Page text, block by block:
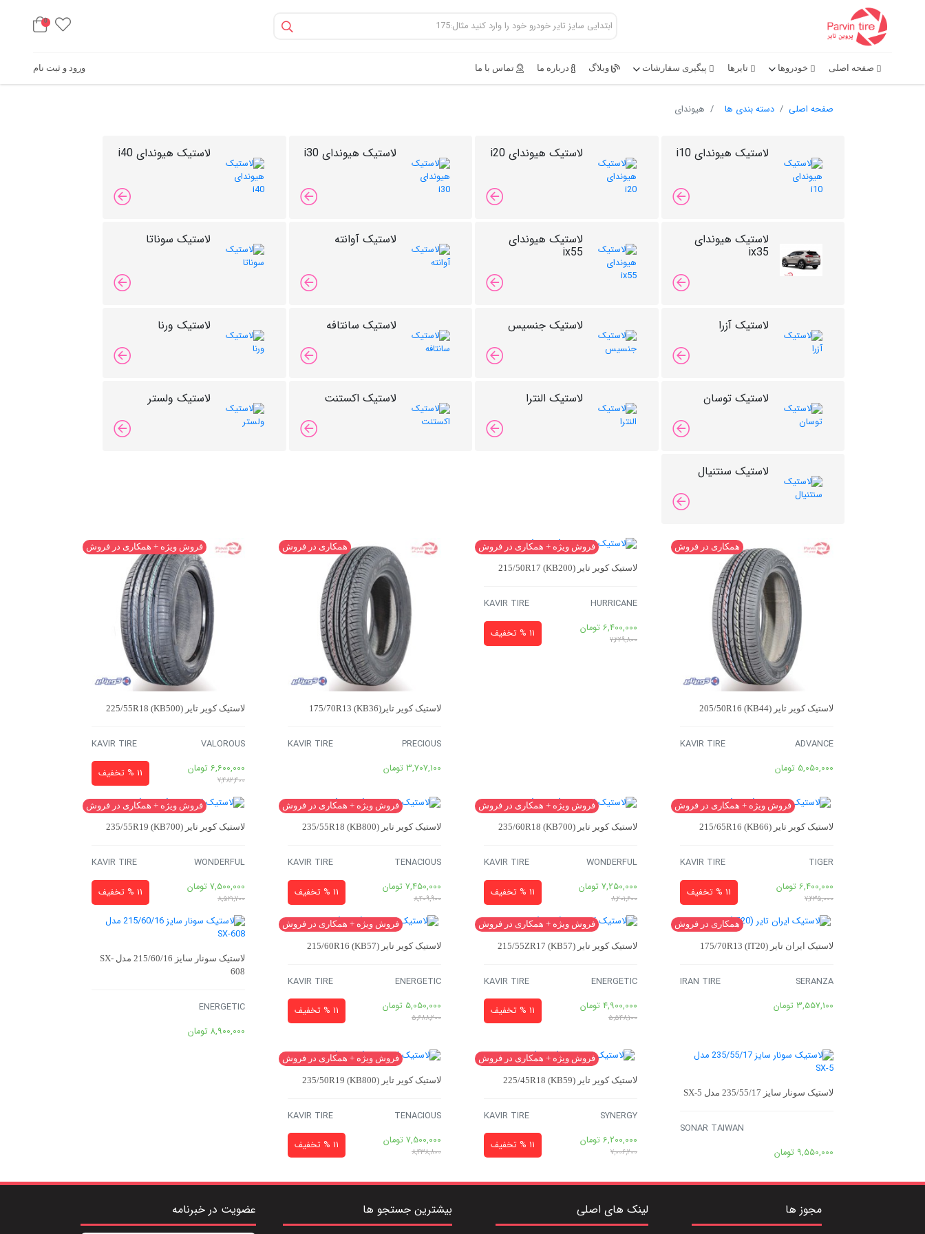
0
صفحه اصلی خودروها تایرها پیگیری سفارشات وبلاگ درباره ما تماس با ما ورود و ثبت نام
صفحه اصلی دسته بندی ها هیوندای
لاستیک هیوندای i10 لاستیک هیوندای i20 لاستیک هیوندای i30 لاستیک هیوندای i40
لاستیک هیوندای
ix35
لاستیک هیوندای
ix55
لاستیک آوانته لاستیک سوناتا
لاستیک آزرا لاستیک جنسیس لاستیک سانتافه لاستیک ورنا
لاستیک توسان لاستیک النترا لاستیک اکستنت لاستیک ولستر
لاستیک سنتنیال
لاستیک کویر تایر 205/50R16 (KB44)
ADVANCE
KAVIR TIRE
5,050,000 تومان
همکاری در فروش
لاستیک کویر تایر 215/50R17 (KB200)
HURRICANE
KAVIR TIRE
6,400,000 تومان
7,229,800 11 % تخفیف
فروش ویژه + همکاری در فروش
لاستیک کویر تایر175/70R13 (KB36)
PRECIOUS
KAVIR TIRE
3,707,100 تومان
همکاری در فروش
لاستیک کویر تایر 225/55R18 (KB500)
VALOROUS
KAVIR TIRE
6,600,000 تومان
7,482,400 11 % تخفیف
فروش ویژه + همکاری در فروش
لاستیک کویر تایر 215/65R16 (KB66)
TIGER
KAVIR TIRE
6,400,000 تومان
7,235,000 11 % تخفیف
فروش ویژه + همکاری در فروش
لاستیک کویر تایر 235/60R18 (KB700)
WONDERFUL
KAVIR TIRE
7,250,000 تومان
8,201,600 11 % تخفیف
فروش ویژه + همکاری در فروش
لاستیک کویر تایر 235/55R18 (KB800)
TENACIOUS
KAVIR TIRE
7,450,000 تومان
8,409,900 11 % تخفیف
فروش ویژه + همکاری در فروش
لاستیک کویر تایر 235/55R19 (KB700)
WONDERFUL
KAVIR TIRE
7,500,000 تومان
8,521,700 11 % تخفیف
فروش ویژه + همکاری در فروش
لاستیک ایران تایر 175/70R13 (IT20)
SERANZA
IRAN TIRE
3,557,100 تومان
همکاری در فروش
لاستیک کویر تایر 215/55ZR17 (KB57)
ENERGETIC
KAVIR TIRE
4,900,000 تومان
5,548,100 11 % تخفیف
فروش ویژه + همکاری در فروش
لاستیک کویر تایر 215/60R16 (KB57)
ENERGETIC
KAVIR TIRE
5,050,000 تومان
5,688,200 11 % تخفیف
فروش ویژه + همکاری در فروش
لاستیک سونار سایز 215/60/16 مدل SX-
608
ENERGETIC
8,900,000 تومان
لاستیک سونار سایز 235/55/17 مدل SX-5
SONAR TAIWAN
9,550,000 تومان
لاستیک کویر تایر (KB59) 225/45R18
SYNERGY
KAVIR TIRE
6,200,000 تومان
7,006,200 11 % تخفیف
فروش ویژه + همکاری در فروش
لاستیک کویر تایر (KB800) 235/50R19
TENACIOUS
KAVIR TIRE
7,500,000 تومان
8,438,800 11 % تخفیف
فروش ویژه + همکاری در فروش
مجوز ها لینک های اصلی بیشترین جستجو ها عضویت در خبرنامه